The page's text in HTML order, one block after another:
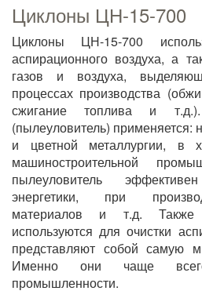
Циклоны ЦН-15-700
Циклоны ЦН-15-700
аспирационного воздуха, а
газов и воздуха,
процессах производства
сжигание топлива и
(пылеуловитель) применяется:
и цветной металлургии, в
машиностроительной
пылеуловитель
энергетики, при
материалов и т.д.
используются для очистки
представляют собой самую
Именно они чаще
промышленности.